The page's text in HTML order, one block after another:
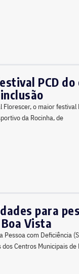
PCD
o maior festival
da Rocinha, de
para
Vista
com Deficiência
Centros Municipais de